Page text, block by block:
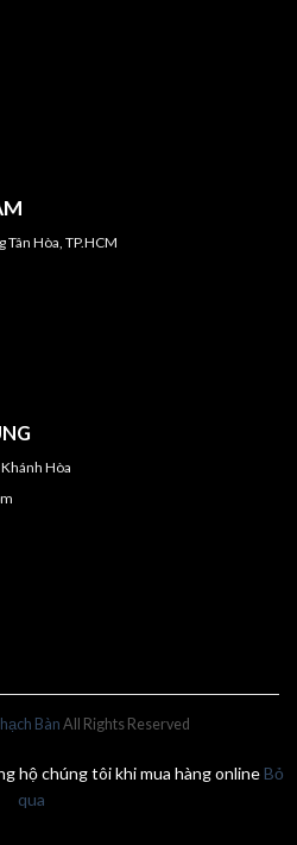
Hòa, TP.HCM
Hòa
BànAll Rights Reserved
hộ chúng tôi khi mua hàng online Bỏ
qua